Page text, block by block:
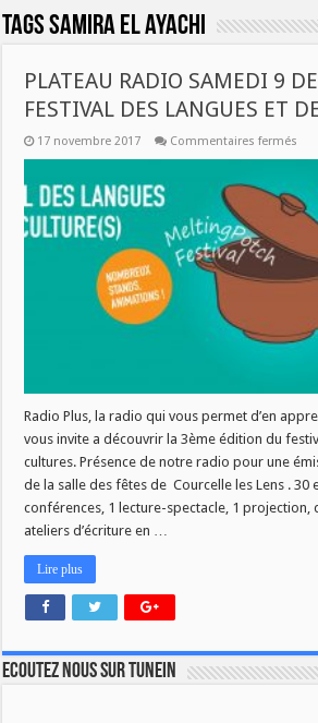
Tagssamira el ayachi
PLATEAU RADIO SAMEDI 9
FESTIVAL DES LANGUES ET
17 novembre 2017 Commentaires fermés
9
DES
Radio Plus, la radio qui vous permet d’en
vous invite a découvrir la 3ème édition du
cultures. Présence de notre radio pour une
de la salle des fêtes de Courcelle les Lens . 30
conférences, 1 lecture-spectacle, 1 projection,
ateliers d’écriture en …
Lire plus
Ecoutez nous sur TuneIn